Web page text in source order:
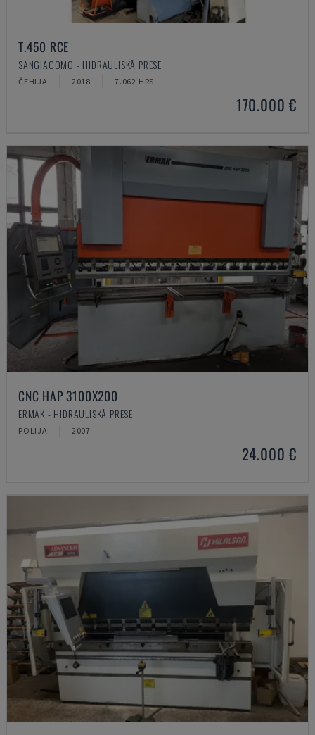
T.450 RCE
SANGIACOMO - HIDRAULISKĀ PRESE
ČEHIJA 2018 7.062 HRS
170.000 €
CNC HAP 3100X200
ERMAK - HIDRAULISKĀ PRESE
POLIJA 2007
24.000 €